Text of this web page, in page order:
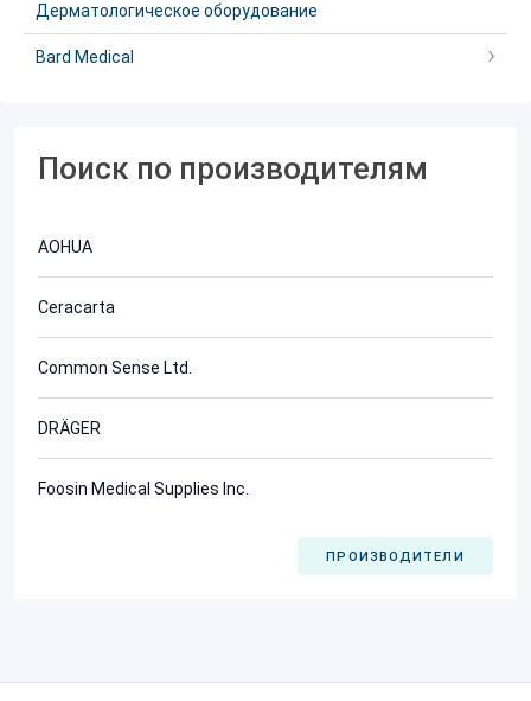
Дерматологическое оборудование
Bard Medical
Поиск по производителям
AOHUA
Ceracarta
Common Sense Ltd.
DRÄGER
Foosin Medical Supplies Inc.
ПРОИЗВОДИТЕЛИ